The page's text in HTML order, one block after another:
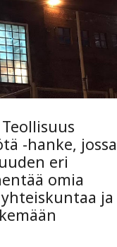
-hanke, jossa
eri
omia
ja